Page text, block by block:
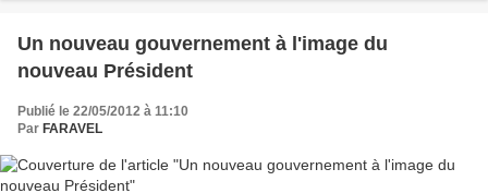
Un nouveau gouvernement à l'image du
nouveau Président
Publié le 22/05/2012 à 11:10
Par FARAVEL